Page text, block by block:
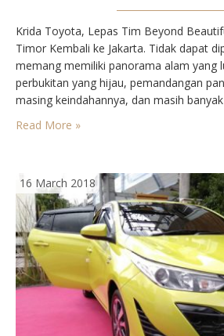
Krida Toyota, Lepas Tim Beyond
Timor Kembali ke Jakarta. Tidak dapat
memang memiliki panorama alam yang
perbukitan yang hijau, pemandangan
masing keindahannya, dan masih
mengeksplor negeri ini. Jangankan
Read More »
16 March 2018